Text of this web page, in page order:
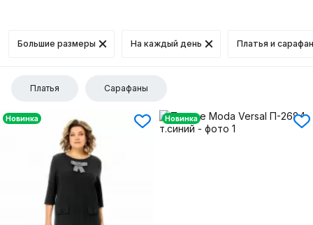
Большие размеры На каждый день Платья и
Платья Сарафаны
Новинка Новинка